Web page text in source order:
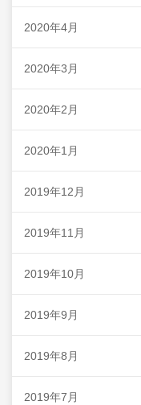
2020年4月
2020年3月
2020年2月
2020年1月
2019年12月
2019年11月
2019年10月
2019年9月
2019年8月
2019年7月